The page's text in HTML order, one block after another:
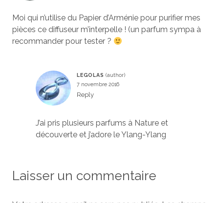
Moi qui n’utilise du Papier d’Arménie pour purifier mes
pièces ce diffuseur m’interpelle ! (un parfum sympa à
recommander pour tester ?
LEGOLAS
7 novembre 2016
Reply
J’ai pris plusieurs parfums à Nature et
découverte et j’adore le Ylang-Ylang
Laisser un commentaire